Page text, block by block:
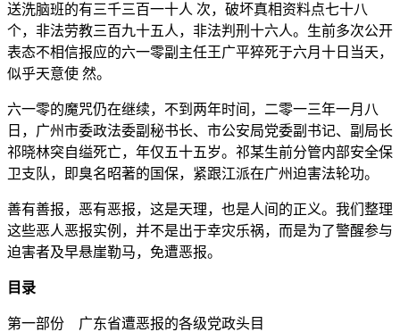
送洗脑班的有三千三百一十人 次，破坏真相资料点七十八
个，非法劳教三百九十五人，非法判刑十六人。生前多次公开
表态不相信报应的六一零副主任王广平猝死于六月十日当天，
似乎天意使 然。
六一零的魔咒仍在继续，不到两年时间，二零一三年一月八
日，广州市委政法委副秘书长、市公安局党委副书记、副局长
祁晓林突自缢死亡，年仅五十五岁。祁某生前分管内部安全保
卫支队，即臭名昭著的国保，紧跟江派在广州迫害法轮功。
善有善报，恶有恶报，这是天理，也是人间的正义。我们整理
这些恶人恶报实例，并不是出于幸灾乐祸，而是为了警醒参与
迫害者及早悬崖勒马，免遭恶报。
目录
第一部份 广东省遭恶报的各级党政头目